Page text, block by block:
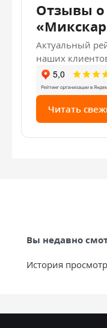
Отзывы
Актуальный
наших
Читать
Вы недавно
История